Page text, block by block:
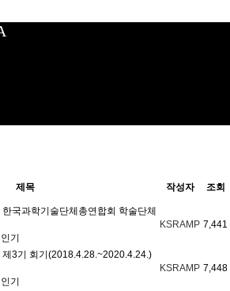
제목 작성자 조회
국과학기술단체총연합회 학술단체
인기
KSRAMP 7,441
3기 회기(2018.4.28.~2020.4.24.)
인기
KSRAMP 7,448